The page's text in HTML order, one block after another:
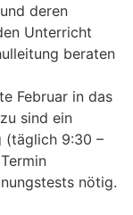
deren
Unterricht
beraten
Februar in das
sind ein
(täglich 9:30 –
nötig.